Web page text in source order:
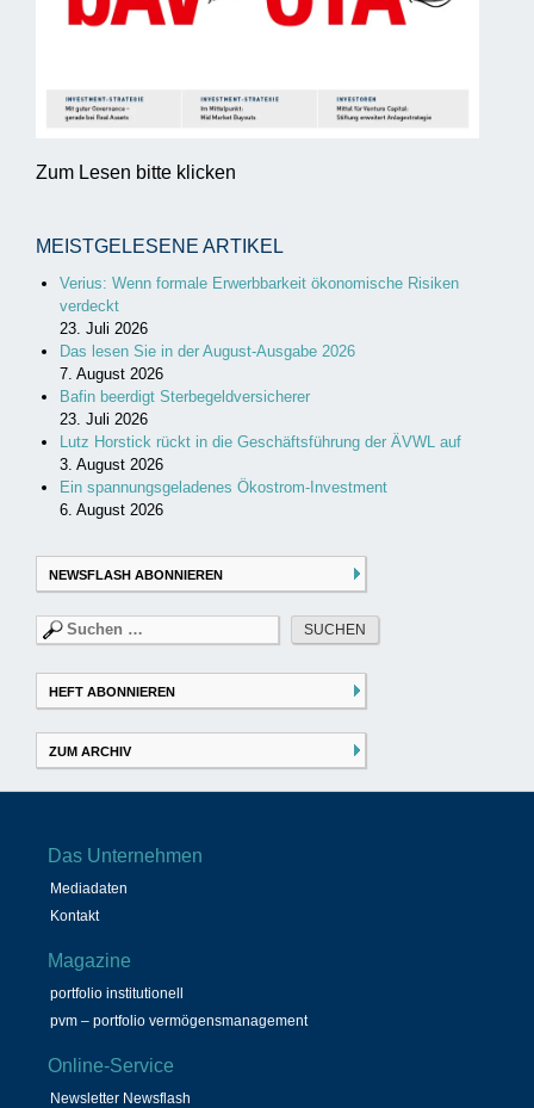
Zum Lesen bitte klicken
MEISTGELESENE ARTIKEL
Verius: Wenn formale Erwerbbarkeit ökonomische Risiken
verdeckt
23. Juli 2026
Das lesen Sie in der August-Ausgabe 2026
7. August 2026
Bafin beerdigt Sterbegeldversicherer
23. Juli 2026
Lutz Horstick rückt in die Geschäftsführung der ÄVWL auf
3. August 2026
Ein spannungsgeladenes Ökostrom-Investment
6. August 2026
NEWSFLASH ABONNIEREN
Suchen
nach:
HEFT ABONNIEREN
ZUM ARCHIV
Das Unternehmen
Mediadaten
Kontakt
Magazine
portfolio institutionell
pvm – portfolio vermögensmanagement
Online-Service
Newsletter Newsflash